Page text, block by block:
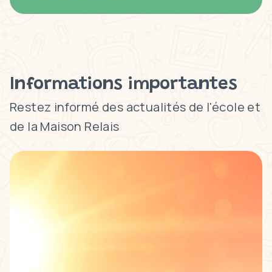
Informations importantes
Restez informé des actualités de l'école et
de la Maison Relais